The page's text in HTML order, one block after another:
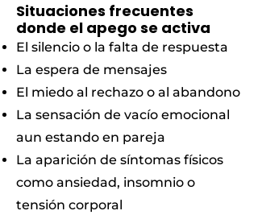
Situaciones frecuentes
donde el apego se activa
El silencio o la falta de respuesta
La espera de mensajes
El miedo al rechazo o al abandono
La sensación de vacío emocional
aun estando en pareja
La aparición de síntomas físicos
como ansiedad, insomnio o
tensión corporal